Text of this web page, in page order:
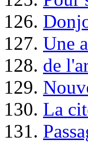
126.
127. Une
128. de
129.
130. La
131.